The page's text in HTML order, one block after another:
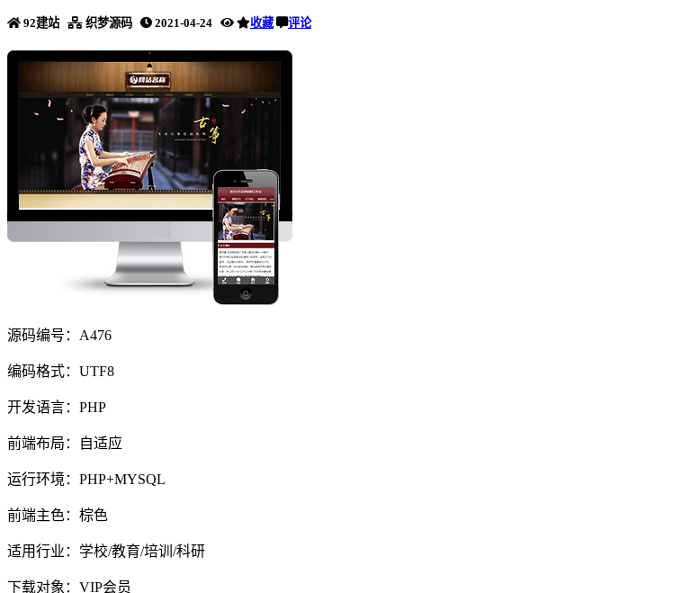
92建站 织梦源码 2021-04-24 收藏 评论
源码编号：A476
编码格式：UTF8
开发语言：PHP
前端布局：自适应
运行环境：PHP+MYSQL
前端主色：棕色
适用行业：学校/教育/培训/科研
下载对象：VIP会员